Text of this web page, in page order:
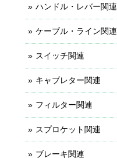
ハンドル・レバー関連
ケーブル・ライン関連
スイッチ関連
キャブレター関連
フィルター関連
スプロケット関連
ブレーキ関連